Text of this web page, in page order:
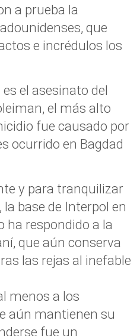
a prueba la
que
e incrédulos los
el asesinato del
el más alto
fue causado por
ocurrido en Bagdad
y para tranquilizar
base de Interpol en
ha respondido a la
que aún conserva
las rejas al inefable
menos a los
aún mantienen su
fue un